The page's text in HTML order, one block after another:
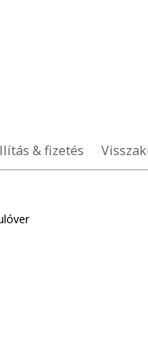
& fizetés